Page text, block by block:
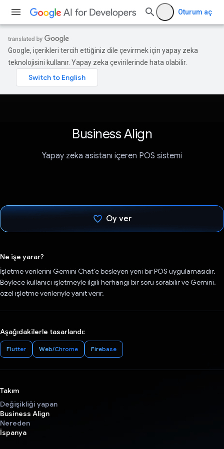
Oturum aç
Google, içerikleri tercih ettiğiniz dile çevirmek için yapay zeka
teknolojisini kullanır. Yapay zeka çevirilerinde hata olabilir.
Business Align
Yapay zeka asistanı içeren POS sistemi
Oy ver
Ne işe yarar?
İşletme verilerini Gemini Chat'e besleyen yeni bir POS uygulamasıdır.
Böylece kullanıcı işletmeyle ilgili herhangi bir soru sorabilir ve Gemini,
özel işletme verileriyle yanıt verir.
Aşağıdakilerle tasarlandı:
Flutter Web/Chrome Firebase
Takım
Değişikliği yapan
Business Align
Nereden
İspanya